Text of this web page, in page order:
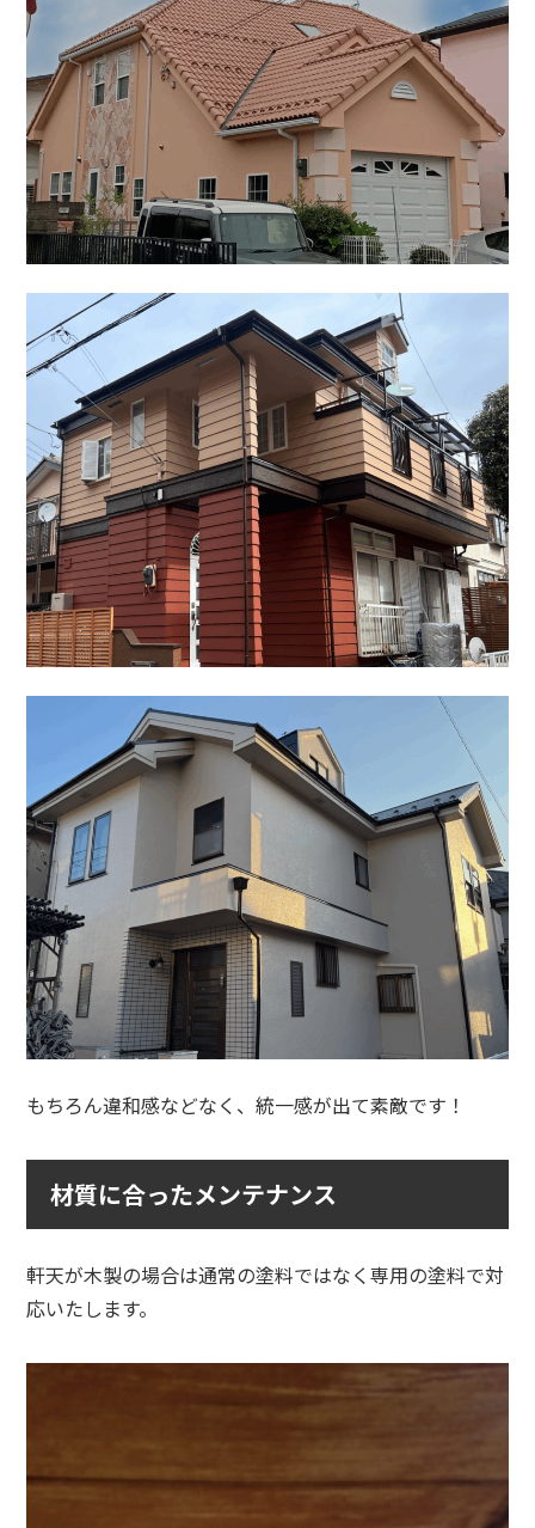
もちろん違和感などなく、統一感が出て素敵です！
材質に合ったメンテナンス
軒天が木製の場合は通常の塗料ではなく専用の塗料で対
応いたします。